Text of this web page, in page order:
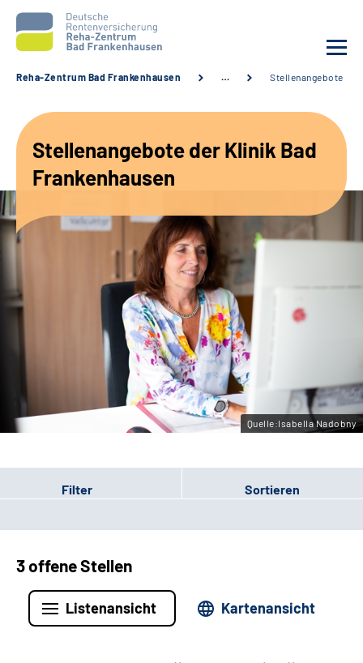
Unsere Angebote
Karriere
Sozialdienste & Zuweisende
Leichte Sprache
Gebärdensprache
Reha-Zentrum Bad Frankenhausen … Stellenangebote
Stellenangebote der Klinik Bad
Frankenhausen
Quelle:Isabella Nadobny
Filter Sortieren
3 offene Stellen
Listenansicht Kartenansicht